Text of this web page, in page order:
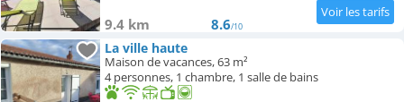
9.4 km 8.6/10
La ville haute
Maison de vacances, 63 m²
4 personnes, 1 chambre, 1 salle de bains